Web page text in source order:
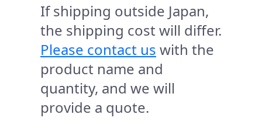
If shipping outside Japan,
the shipping cost will differ.
Please contact us with the
product name and
quantity, and we will
provide a quote.